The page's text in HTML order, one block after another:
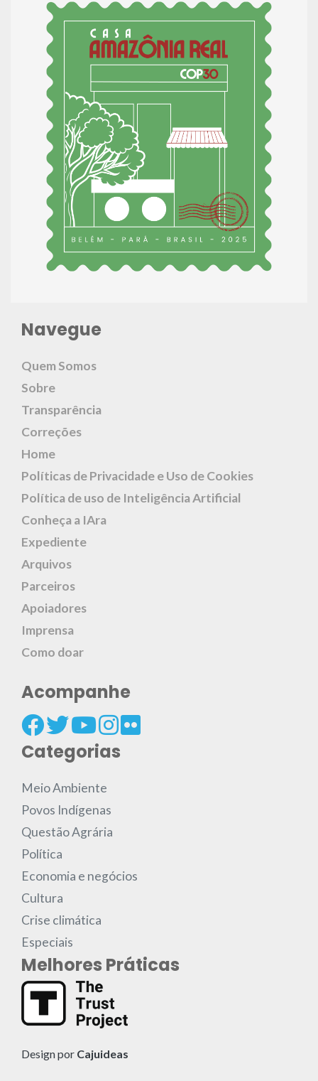
Navegue
Quem Somos
Sobre
Transparência
Correções
Home
Políticas de Privacidade e Uso de Cookies
Política de uso de Inteligência Artificial
Conheça a IAra
Expediente
Arquivos
Parceiros
Apoiadores
Imprensa
Como doar
Acompanhe
Categorias
Meio Ambiente
Povos Indígenas
Questão Agrária
Política
Economia e negócios
Cultura
Crise climática
Especiais
Melhores Práticas
Design por Cajuideas